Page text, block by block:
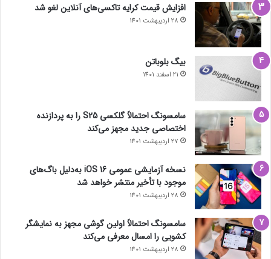
افزایش قیمت کرایه تاکسی‌های آنلاین لغو شد
28 اردیبهشت 1401
بیگ بلوباتن
21 اسفند 1401
سامسونگ احتمالاً گلکسی S25 را به پردازنده
اختصاصی جدید مجهز می‌کند
27 اردیبهشت 1401
نسخه آزمایشی عمومی iOS 16 به‌دلیل باگ‌های
موجود با تأخیر منتشر خواهد شد
28 اردیبهشت 1401
سامسونگ احتمالاً اولین گوشی مجهز به نمایشگر
کشویی را امسال معرفی می‌کند
28 اردیبهشت 1401